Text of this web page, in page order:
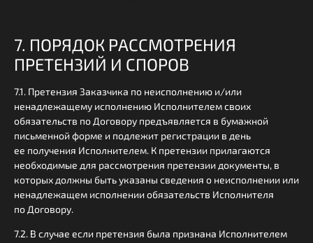
7. ПОРЯДОК РАССМОТРЕНИЯ
ПРЕТЕНЗИЙ И СПОРОВ
7.1. Претензия Заказчика по неисполнению и/или
ненадлежащему исполнению Исполнителем своих
обязательств по Договору предъявляется в бумажной
письменной форме и подлежит регистрации в день
ее получения Исполнителем. К претензии прилагаются
необходимые для рассмотрения претензии документы, в
которых должны быть указаны сведения о неисполнении или
ненадлежащем исполнении обязательств Исполнителя
по Договору.
7.2. В случае если претензия была признана Исполнителем